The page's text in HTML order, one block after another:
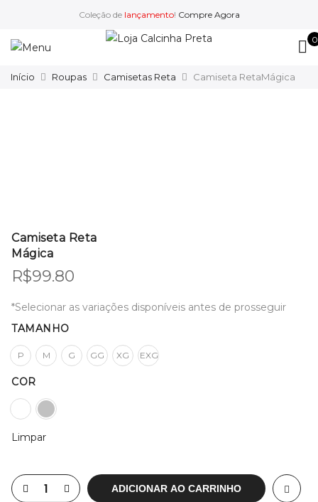
Coleção de lançamento! Compre Agora
0
Início Roupas Camisetas Reta Camiseta RetaMágica
Camiseta Reta
Mágica
R$99.80
*Selecionar as variações disponíveis antes de prosseguir
TAMANHO
P M G GG XG EXG
COR
Limpar
ADICIONAR AO CARRINHO